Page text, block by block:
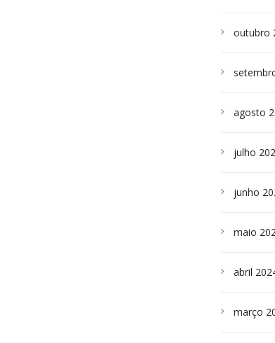
outubro
agosto
julho
junho
maio
abril
março